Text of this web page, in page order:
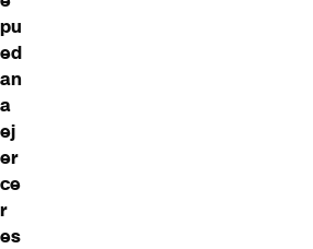
pu
ed
an
a
ej
er
ce
r
es